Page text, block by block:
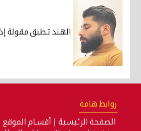
الهند تطبق مقولة
روابط هامة
الصفحة الرئيسية أقسـام الموقع